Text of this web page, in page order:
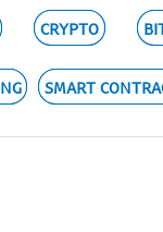
CRYPTO
SMART